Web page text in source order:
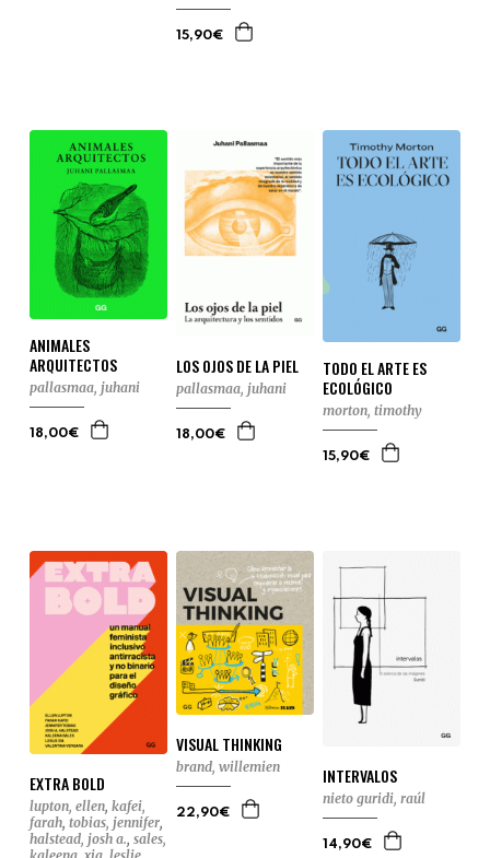
15,90€
ANIMALES
ARQUITECTOS
pallasmaa, juhani
18,00€
LOS OJOS DE LA PIEL
pallasmaa, juhani
18,00€
TODO EL ARTE ES
ECOLÓGICO
morton, timothy
15,90€
EXTRA BOLD
lupton, ellen, kafei,
farah, tobias, jennifer,
halstead, josh a., sales,
VISUAL THINKING
brand, willemien
22,90€
INTERVALOS
nieto guridi, raúl
14,90€